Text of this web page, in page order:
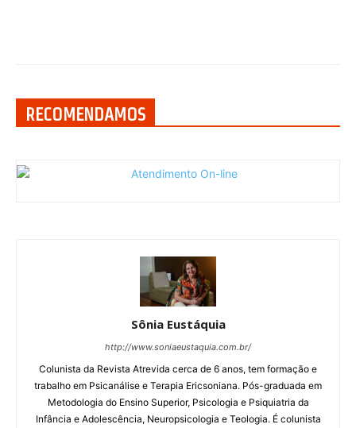
RECOMENDAMOS
Sônia Eustáquia
http://www.soniaeustaquia.com.br/
Colunista da Revista Atrevida cerca de 6 anos, tem formação e
trabalho em Psicanálise e Terapia Ericsoniana. Pós-graduada em
Metodologia do Ensino Superior, Psicologia e Psiquiatria da
Infância e Adolescência, Neuropsicologia e Teologia. É colunista